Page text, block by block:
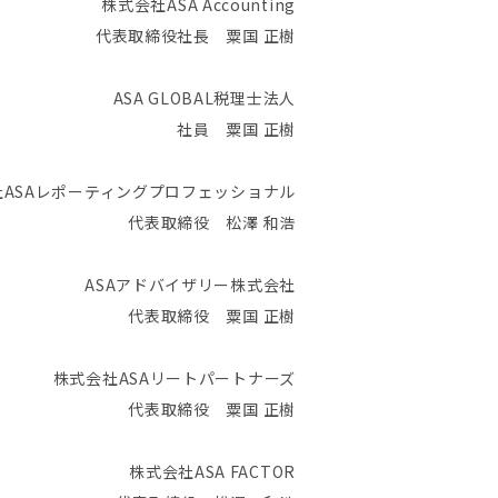
代表取締役社長 粟国 正樹
ASA GLOBAL税理士法人
社員 粟国 正樹
レポーティングプロフェッショナル
代表取締役 松澤 和浩
ASAアドバイザリー株式会社
代表取締役 粟国 正樹
株式会社ASAリートパートナーズ
代表取締役 粟国 正樹
株式会社ASA FACTOR